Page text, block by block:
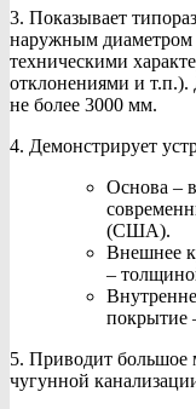
3. Показывает
наружным
техническими
отклонениями и т.п.).
не более 3000 мм.
4. Демонстрирует
Основа –
(США).
Внешнее
–
покрытие
5. Приводит большое
чугунной